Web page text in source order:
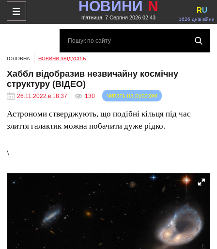
НОВИНИ N
п'ятниця, 7 Серпня 2026 02:43 1626 днів війни
RU
ГОЛОВНА НОВИНИ ЗВІДУСІЛЬ
Хаббл відобразив незвичайну космічну
структуру (ВІДЕО)
26.11.2022 в 18:37 130 читать на русском
Астрономи стверджують, що подібні кільця під час
злиття галактик можна побачити дуже рідко.
\